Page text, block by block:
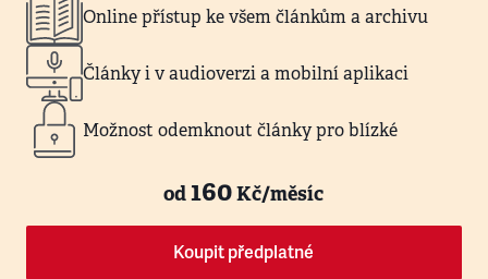
Online přístup ke všem článkům a archivu
Články i v audioverzi a mobilní aplikaci
Možnost odemknout články pro blízké
od160Kč/měsíc
Koupit předplatné